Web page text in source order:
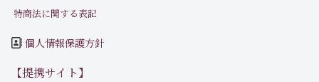
特商法に関する表記
個人情報保護方針
【提携サイト】